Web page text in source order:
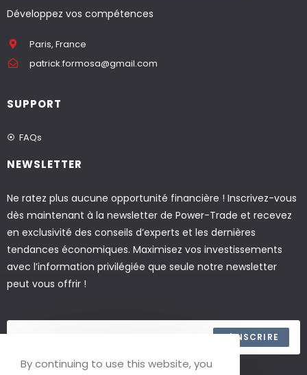
Développez vos compétences
Paris, France
patrick.formosa@gmail.com
SUPPORT
FAQs
NEWSLETTER
Ne ratez plus aucune opportunité financière ! Inscrivez-vous
dès maintenant à la newsletter de Power-Trade et recevez
en exclusivité des conseils d’experts et les dernières
tendances économiques. Maximisez vos investissements
avec l’information privilégiée que seule notre newsletter
peut vous offrir !
S'INSCRIRE
ACCEPTER LES TERMES
By continuing to use this website, you